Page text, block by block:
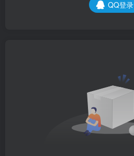
QQ登录